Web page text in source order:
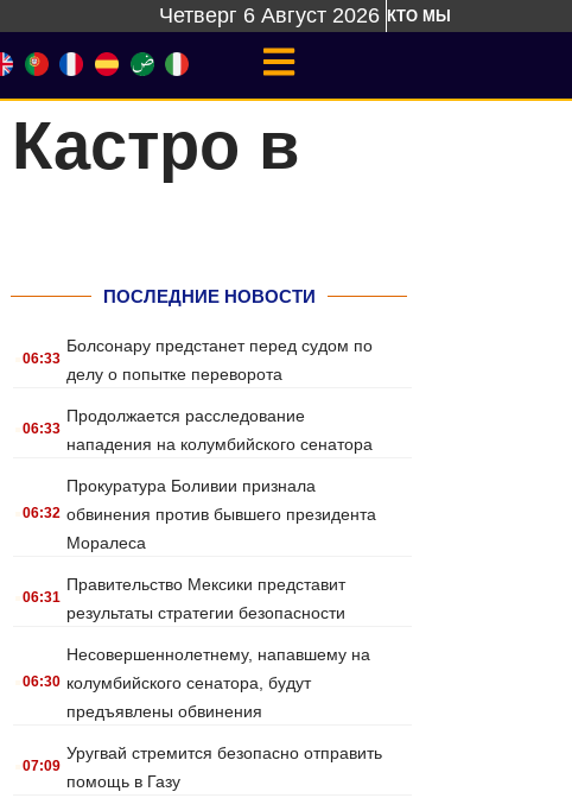
Четверг 6 Август 2026 КТО МЫ
в
ПОСЛЕДНИЕ НОВОСТИ
.06:33
Болсонару предстанет перед судом по
делу о попытке переворота
.06:33
Продолжается расследование
нападения на колумбийского сенатора
.06:32
Прокуратура Боливии признала
обвинения против бывшего президента
Моралеса
.06:31
Правительство Мексики представит
результаты стратегии безопасности
.06:30
Несовершеннолетнему, напавшему на
колумбийского сенатора, будут
предъявлены обвинения
.07:09
Уругвай стремится безопасно отправить
помощь в Газу